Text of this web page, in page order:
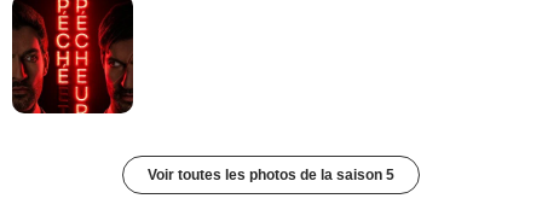
Voir toutes les photos de la saison 5